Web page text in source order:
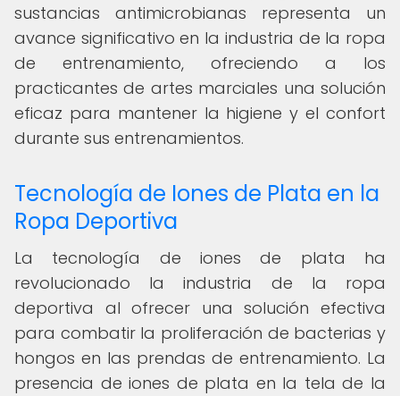
sustancias antimicrobianas representa un
avance significativo en la industria de la ropa
de entrenamiento, ofreciendo a los
practicantes de artes marciales una solución
eficaz para mantener la higiene y el confort
durante sus entrenamientos.
Tecnología de Iones de Plata en la
Ropa Deportiva
La tecnología de iones de plata ha
revolucionado la industria de la ropa
deportiva al ofrecer una solución efectiva
para combatir la proliferación de bacterias y
hongos en las prendas de entrenamiento. La
presencia de iones de plata en la tela de la